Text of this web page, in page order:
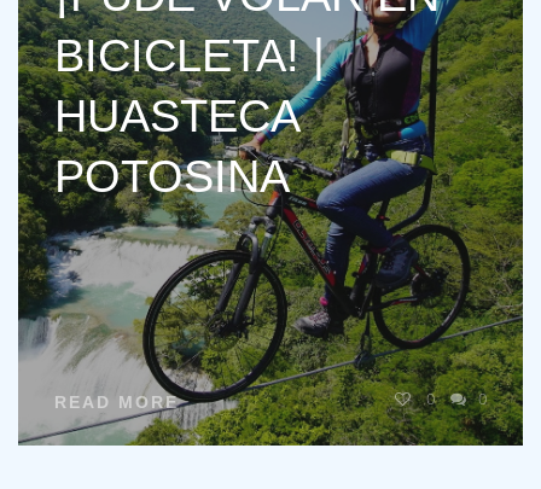
BICICLETA! |
HUASTECA
POTOSINA
READ MORE 0 0